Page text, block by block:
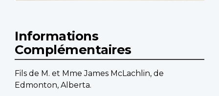
Informations
Complémentaires
Fils de M. et Mme James McLachlin, de
Edmonton, Alberta.